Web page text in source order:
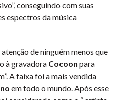
conseguindo com suas
espectros da música
de ninguém menos que
à gravadora Cocoon para
A faixa foi a mais vendida
em todo o mundo. Após esse